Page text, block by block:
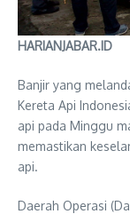
HARIANJABAR.ID
Banjir yang
Kereta Api
api pada Minggu
memastikan
api.
Daerah Operasi